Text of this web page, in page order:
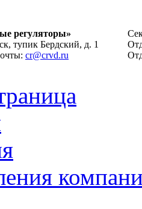
регуляторы»
тупик Бердский, д. 1
cr@crvd.ru